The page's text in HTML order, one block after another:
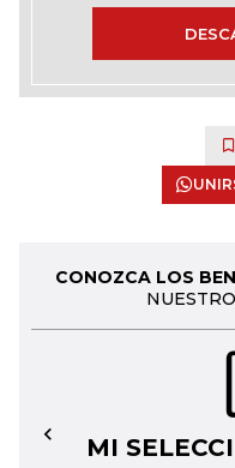
CONOZCA LOS
MI
←